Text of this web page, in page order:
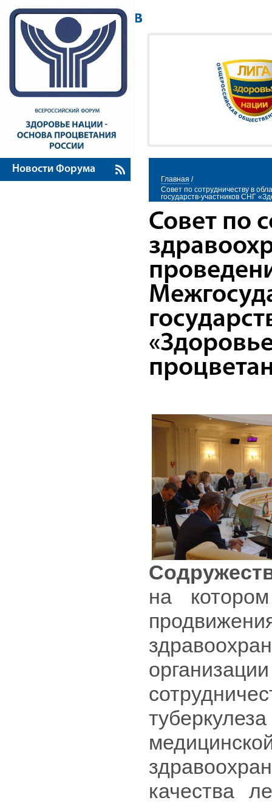
Новости Форума
Главная /
Совет по сотрудничеству в
государств-участников СНГ
Совет по
на
качества